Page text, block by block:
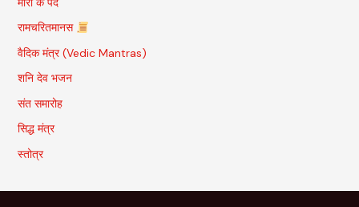
रामचरितमानस
वैदिक मंत्र (Vedic Mantras)
शनि देव भजन
संत समारोह
सिद्ध मंत्र
स्तोत्र